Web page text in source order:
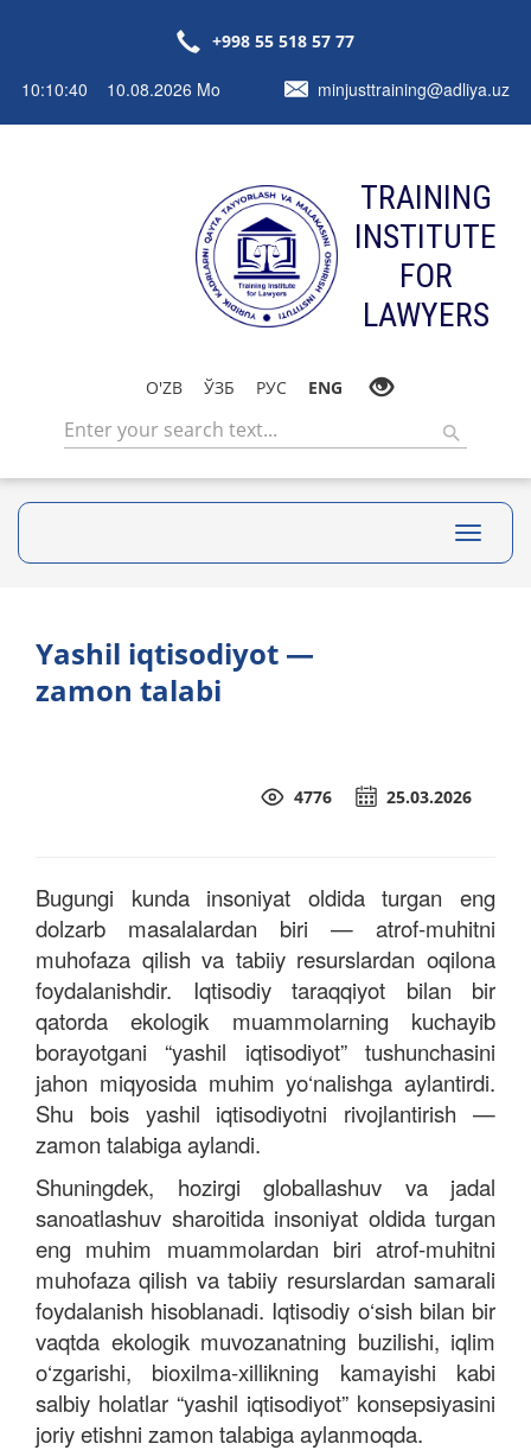
+998 55 518 57 77
10:10:40 10.08.2026 Mo minjusttraining@adliya.uz
TRAINING
INSTITUTE
FOR
LAWYERS
O'ZB ЎЗБ РУС ENG
Toggle
Yashil iqtisodiyot —
zamon talabi
25.03.2026
4776
Bugungi kunda insoniyat oldida turgan eng
dolzarb masalalardan biri — atrof-muhitni
muhofaza qilish va tabiiy resurslardan oqilona
foydalanishdir. Iqtisodiy taraqqiyot bilan bir
qatorda ekologik muammolarning kuchayib
borayotgani “yashil iqtisodiyot” tushunchasini
jahon miqyosida muhim yo‘nalishga aylantirdi.
Shu bois yashil iqtisodiyotni rivojlantirish —
zamon talabiga aylandi.
Shuningdek, hozirgi globallashuv va jadal
sanoatlashuv sharoitida insoniyat oldida turgan
eng muhim muammolardan biri atrof-muhitni
muhofaza qilish va tabiiy resurslardan samarali
foydalanish hisoblanadi. Iqtisodiy o‘sish bilan bir
vaqtda ekologik muvozanatning buzilishi, iqlim
o‘zgarishi, bioxilma-xillikning kamayishi kabi
salbiy holatlar “yashil iqtisodiyot” konsepsiyasini
joriy etishni zamon talabiga aylanmoqda.